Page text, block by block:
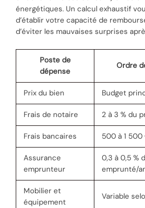
énergétiques. Un calcul exhaustif
d’établir votre capacité de
d’éviter les mauvaises surprises
Poste de
dépense
Ordre
Prix du bien Budget
Frais de notaire 2 à 3 % du
Frais bancaires 500 à 1
Assurance
emprunteur
0,3 à 0,5 %
emprunté/
Mobilier et
équipement
Variable